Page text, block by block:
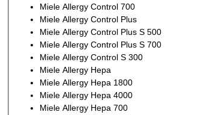
Miele Allergy Control 700
Miele Allergy Control Plus
Miele Allergy Control Plus S 500
Miele Allergy Control Plus S 700
Miele Allergy Control S 300
Miele Allergy Hepa
Miele Allergy Hepa 1800
Miele Allergy Hepa 4000
Miele Allergy Hepa 700